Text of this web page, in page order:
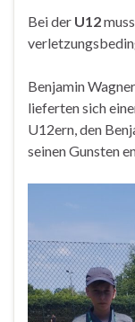
Bei der U12
Benjamin
lieferten sich
U12ern, den
seinen Gunsten